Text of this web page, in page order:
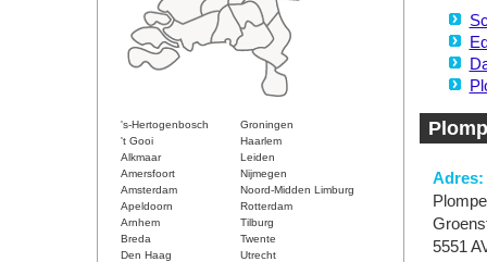
's-Hertogenbosch
Groningen
't Gooi
Haarlem
Alkmaar
Leiden
Amersfoort
Nijmegen
Amsterdam
Noord-Midden Limburg
Apeldoorn
Rotterdam
Arnhem
Tilburg
Breda
Twente
Den Haag
Utrecht
Adres:
5551